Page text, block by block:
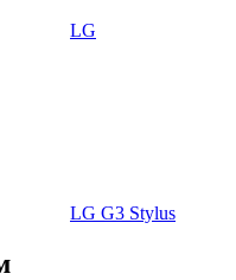
LG
LG G3 Stylus